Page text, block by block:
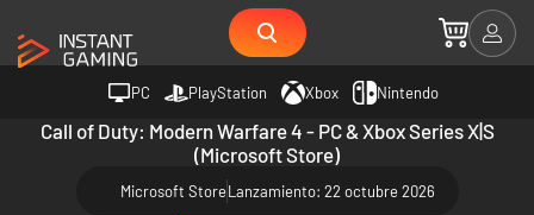
PC PlayStation Xbox Nintendo
Call of Duty: Modern Warfare 4 - PC & Xbox Series X|S
(Microsoft Store)
Microsoft StoreLanzamiento: 22 octubre 2026